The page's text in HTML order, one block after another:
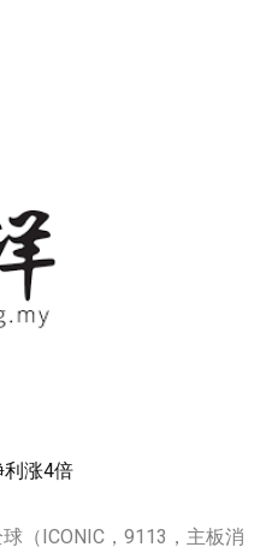
涨4倍
（ICONIC，9113，主板消